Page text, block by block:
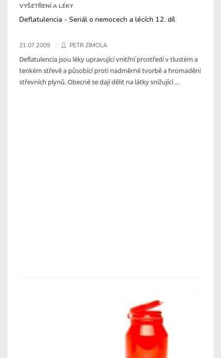
VYŠETŘENÍ A LÉKY
Deflatulencia - Seriál o nemocech a lécích 12. díl
21.07.2009 PETR ZIMOLA
Deflatulencia jsou léky upravující vnitřní prostředí v tlustém a
tenkém střevě a působící proti nadměrné tvorbě a hromadění
střevních plynů. Obecně se dají dělit na látky snižující ...